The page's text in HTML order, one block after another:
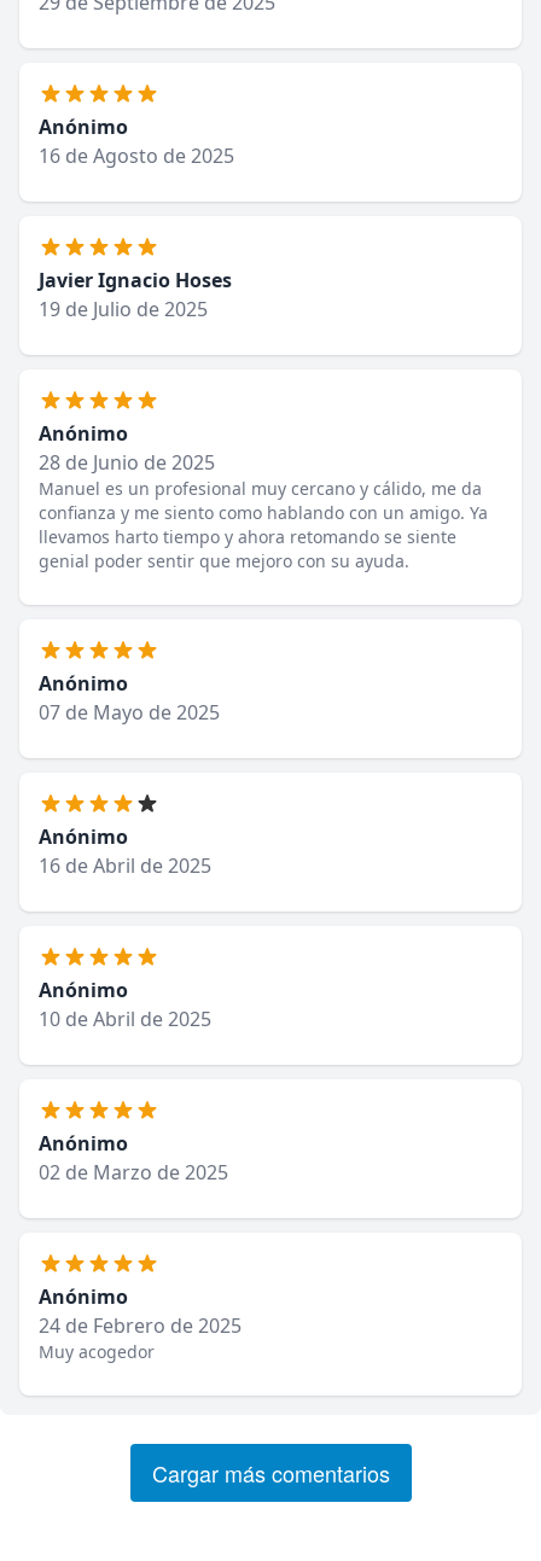
Anónimo
16 de Agosto de 2025
Javier Ignacio Hoses
19 de Julio de 2025
Anónimo
28 de Junio de 2025
Manuel es un profesional muy cercano y cálido, me da
confianza y me siento como hablando con un amigo. Ya
llevamos harto tiempo y ahora retomando se siente
genial poder sentir que mejoro con su ayuda.
Anónimo
07 de Mayo de 2025
Anónimo
16 de Abril de 2025
Anónimo
10 de Abril de 2025
Anónimo
02 de Marzo de 2025
Anónimo
24 de Febrero de 2025
Muy acogedor
Cargar más comentarios